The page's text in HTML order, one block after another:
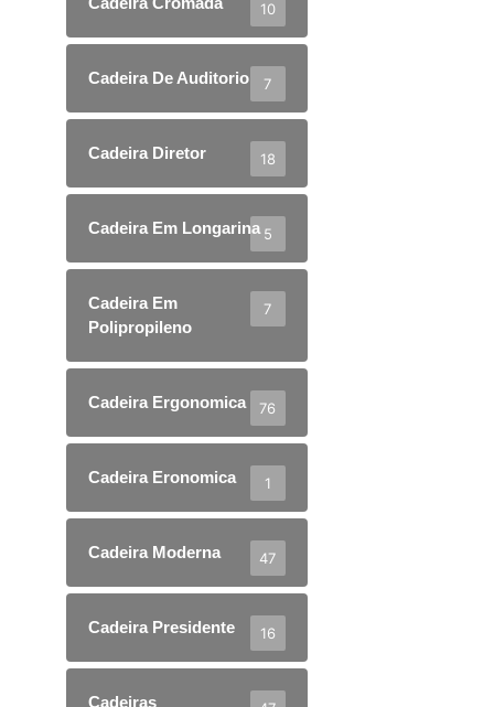
10
Cadeira De Auditorio 7
Cadeira Diretor 18
Cadeira Em Longarina 5
Cadeira Em
Polipropileno
7
Cadeira Ergonomica 76
Cadeira Eronomica 1
Cadeira Moderna 47
Cadeira Presidente 16
Cadeiras